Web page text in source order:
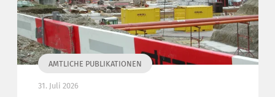
AMTLICHE PUBLIKATIONEN
31. Juli 2026